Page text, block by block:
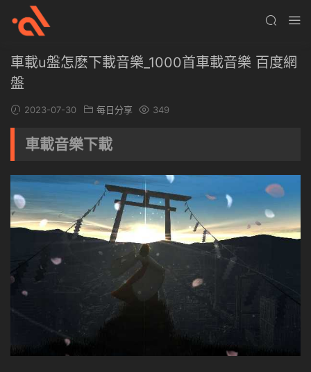
車載u盤怎麽下載音樂_1000首車載音樂 百度網
盤
2023-07-30 每日分享 349
車載音樂下載